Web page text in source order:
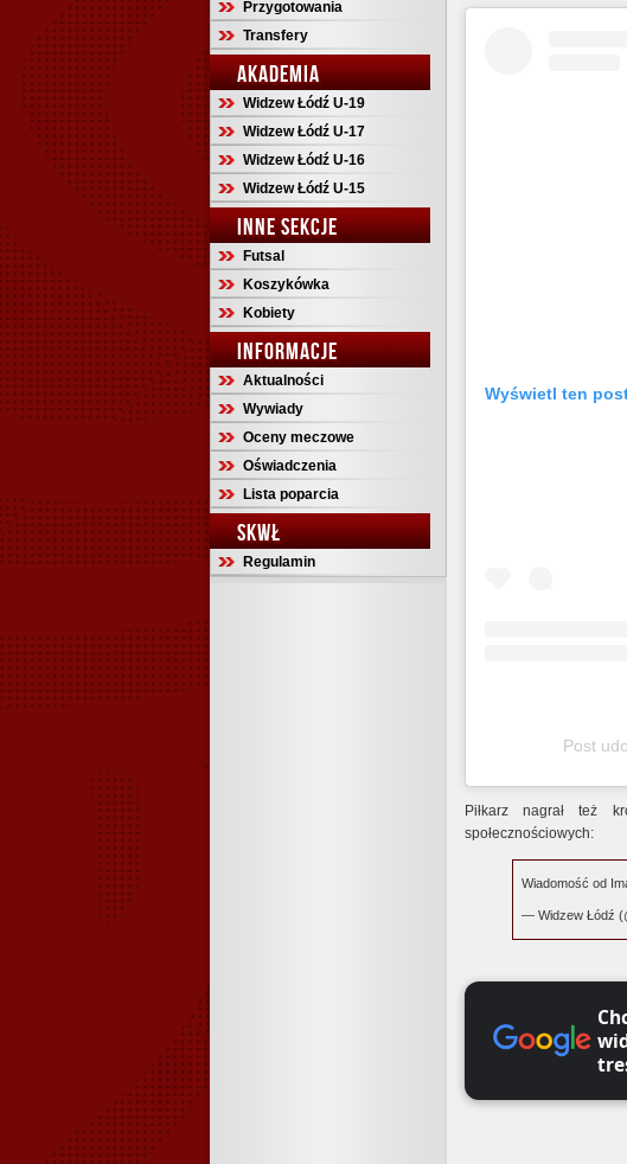
Przygotowania
Transfery
AKADEMIA
Widzew Łódź U-19
Widzew Łódź U-17
Widzew Łódź U-16
Widzew Łódź U-15
INNE SEKCJE
Futsal
Koszykówka
Kobiety
INFORMACJE
Aktualności
Wywiady
Oceny meczowe
Oświadczenia
Lista poparcia
SKWŁ
Regulamin
Wyświetl ten
Post
Piłkarz nagrał też
społecznościowych:
Wiadomość od
— Widzew Łódź